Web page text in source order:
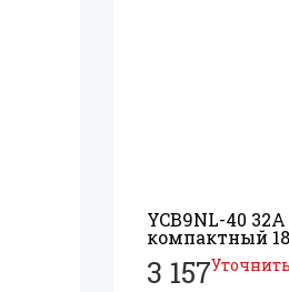
YCB9NL-40 32А
компактный
3 157